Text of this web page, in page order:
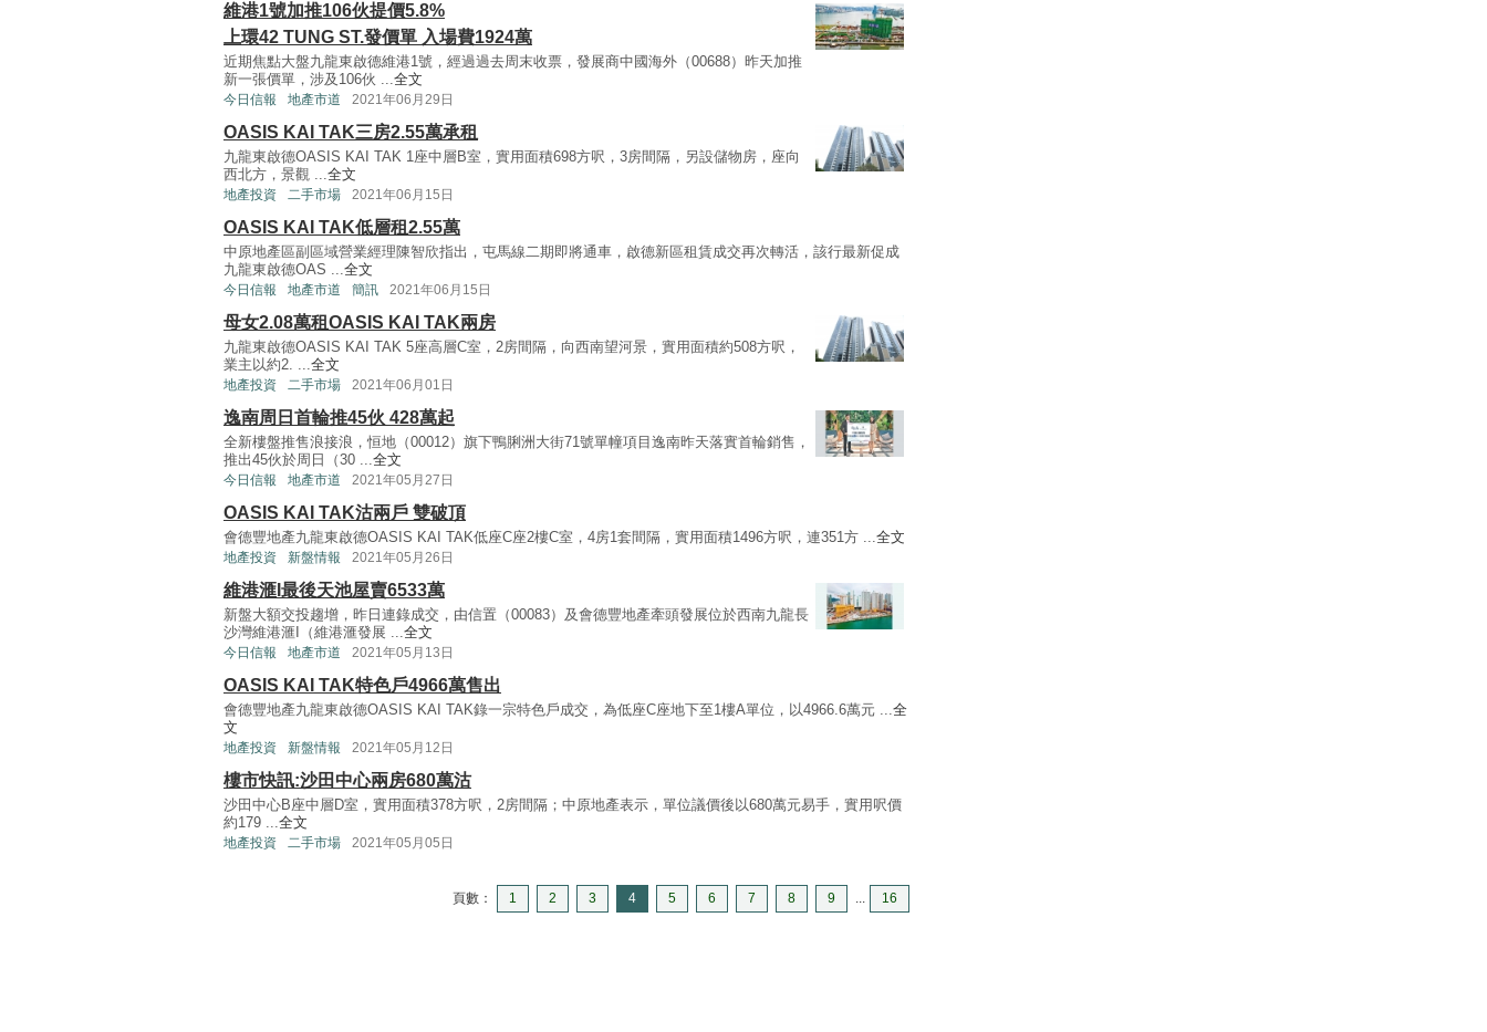
維港1號加推106伙提價5.8%
上環42 TUNG ST.發價單 入場費1924萬
近期焦點大盤九龍東啟德維港1號，經過過去周末收票，發展商中國海外（00688）昨天加推
新一張價單，涉及106伙 ...全文
今日信報 地產市道 2021年06月29日
OASIS KAI TAK三房2.55萬承租
九龍東啟德OASIS KAI TAK 1座中層B室，實用面積698方呎，3房間隔，另設儲物房，座向
西北方，景觀 ...全文
地產投資 二手市場 2021年06月15日
OASIS KAI TAK低層租2.55萬
中原地產區副區域營業經理陳智欣指出，屯馬線二期即將通車，啟德新區租賃成交再次轉活，該行最新促成
九龍東啟德OAS ...全文
今日信報 地產市道 簡訊 2021年06月15日
母女2.08萬租OASIS KAI TAK兩房
九龍東啟德OASIS KAI TAK 5座高層C室，2房間隔，向西南望河景，實用面積約508方呎，
業主以約2. ...全文
地產投資 二手市場 2021年06月01日
逸南周日首輪推45伙 428萬起
全新樓盤推售浪接浪，恒地（00012）旗下鴨脷洲大街71號單幢項目逸南昨天落實首輪銷售，
推出45伙於周日（30 ...全文
今日信報 地產市道 2021年05月27日
OASIS KAI TAK沽兩戶 雙破頂
會德豐地產九龍東啟德OASIS KAI TAK低座C座2樓C室，4房1套間隔，實用面積1496方呎，連351方 ...全文
地產投資 新盤情報 2021年05月26日
維港滙I最後天池屋賣6533萬
新盤大額交投趨增，昨日連錄成交，由信置（00083）及會德豐地產牽頭發展位於西南九龍長
沙灣維港滙I（維港滙發展 ...全文
今日信報 地產市道 2021年05月13日
OASIS KAI TAK特色戶4966萬售出
會德豐地產九龍東啟德OASIS KAI TAK錄一宗特色戶成交，為低座C座地下至1樓A單位，以4966.6萬元 ...全
文
地產投資 新盤情報 2021年05月12日
樓市快訊:沙田中心兩房680萬沽
沙田中心B座中層D室，實用面積378方呎，2房間隔；中原地產表示，單位議價後以680萬元易手，實用呎價
約179 ...全文
地產投資 二手市場 2021年05月05日
頁數： 1 2 3 4 5 6 7 8 9 ... 16